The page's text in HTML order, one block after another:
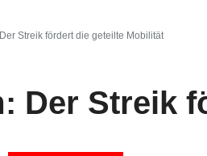
Streik fördert die geteilte Mobilität
Der Streik